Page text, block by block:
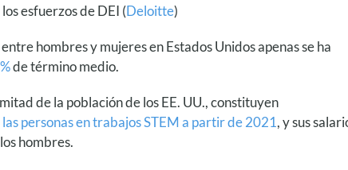
esfuerzos de DEI (Deloitte)
hombres y mujeres en Estados Unidos apenas se ha
de término medio.
de la población de los EE. UU., constituyen
personas en trabajos STEM a partir de 2021, y sus
hombres.